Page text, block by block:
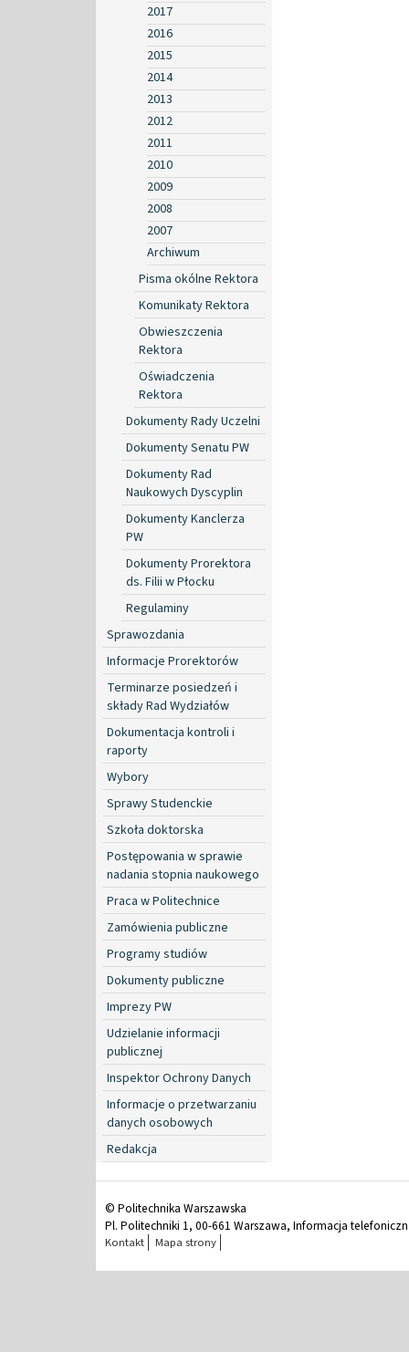
2017
2016
2015
2014
2013
2012
2011
2010
2009
2008
2007
Archiwum
Pisma okólne Rektora
Komunikaty Rektora
Obwieszczenia
Rektora
Oświadczenia
Rektora
Dokumenty Rady Uczelni
Dokumenty Senatu PW
Dokumenty Rad
Naukowych Dyscyplin
Dokumenty Kanclerza
PW
Dokumenty Prorektora
ds. Filii w Płocku
Regulaminy
Sprawozdania
Informacje Prorektorów
Terminarze posiedzeń i
składy Rad Wydziałów
Dokumentacja kontroli i
raporty
Wybory
Sprawy Studenckie
Szkoła doktorska
Postępowania w sprawie
nadania stopnia naukowego
Praca w Politechnice
Zamówienia publiczne
Programy studiów
Dokumenty publiczne
Imprezy PW
Udzielanie informacji
publicznej
Inspektor Ochrony Danych
Informacje o przetwarzaniu
danych osobowych
Redakcja
© Politechnika Warszawska
Pl. Politechniki 1, 00-661 Warszawa, Informacja
Kontakt Mapa strony